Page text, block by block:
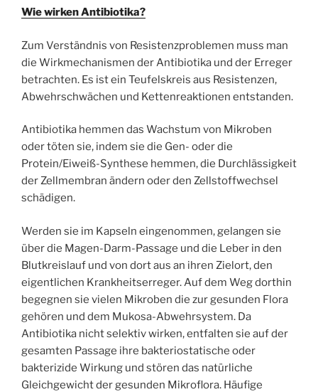
Wie wirken Antibiotika?
Zum Verständnis von Resistenzproblemen muss man
die Wirkmechanismen der Antibiotika und der Erreger
betrachten. Es ist ein Teufelskreis aus Resistenzen,
Abwehrschwächen und Kettenreaktionen entstanden.
Antibiotika hemmen das Wachstum von Mikroben
oder töten sie, indem sie die Gen- oder die
Protein/Eiweiß-Synthese hemmen, die Durchlässigkeit
der Zellmembran ändern oder den Zellstoffwechsel
schädigen.
Werden sie im Kapseln eingenommen, gelangen sie
über die Magen-Darm-Passage und die Leber in den
Blutkreislauf und von dort aus an ihren Zielort, den
eigentlichen Krankheitserreger. Auf dem Weg dorthin
begegnen sie vielen Mikroben die zur gesunden Flora
gehören und dem Mukosa-Abwehrsystem. Da
Antibiotika nicht selektiv wirken, entfalten sie auf der
gesamten Passage ihre bakteriostatische oder
bakterizide Wirkung und stören das natürliche
Gleichgewicht der gesunden Mikroflora. Häufige